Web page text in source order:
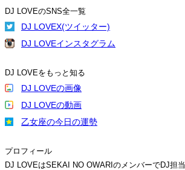
DJ LOVEのSNS全一覧
DJ LOVEX(ツイッター)
DJ LOVEインスタグラム
DJ LOVEをもっと知る
DJ LOVEの画像
DJ LOVEの動画
乙女座の今日の運勢
プロフィール
DJ LOVEはSEKAI NO OWARIのメンバーでDJ担